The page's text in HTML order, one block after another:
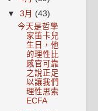
▼3月 (43)
今天是哲學
家笛卡兒
生日，他
的理性比
感官可靠
之說正足
以讓我們
理性思索
ECFA